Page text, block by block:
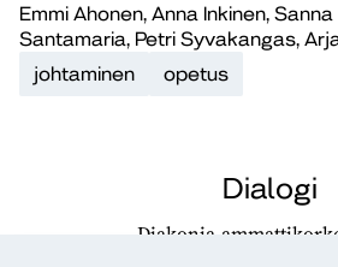
Emmi Ahonen, Anna Inkinen, Sanna
Santamaria, Petri Syvakangas,
johtaminen
opetus
Dialogi
Diakonia-